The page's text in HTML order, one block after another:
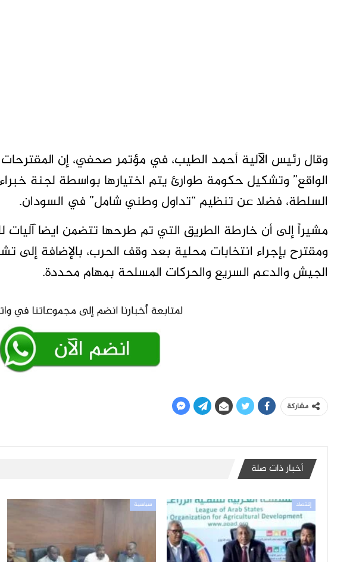
وقال رئيس الآلية أحمد الطيب، في مؤتمر صحفي، إن
الواقع” وتشكيل حكومة طوارئ يتم اختيارها بواسطة لجنة
السلطة، فضلا عن تنظيم “تداول وطني شامل” في السودان.
مشيراً إلى أن خارطة الطريق التي تم طرحها تتضمن ايضا آليات
ومقترح بإجراء انتخابات محلية بعد وقف الحرب، بالإضافة
الجيش والدعم السريع والحركات المسلحة بمهام محددة.
مشاركة
أخبار ذات صلة
إقتصاد سياسية